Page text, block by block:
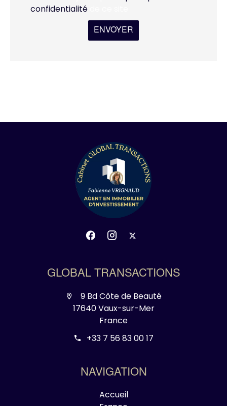
confidentialité
ENVOYER
GLOBAL TRANSACTIONS
9 Bd Côte de Beauté
17640 Vaux-sur-Mer
France
+33 7 56 83 00 17
NAVIGATION
Accueil